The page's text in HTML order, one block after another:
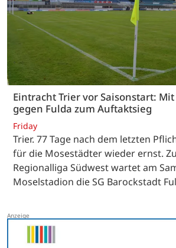
Eintracht Trier vor Saisonstart:
gegen Fulda zum Auftaktsieg
Friday
Trier. 77 Tage nach dem letzten
für die Mosestädter wieder ernst.
Regionalliga Südwest wartet am
Moselstadion die SG Barockstadt